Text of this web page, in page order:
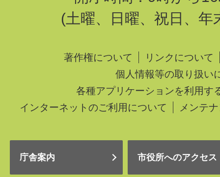
(土曜、日曜、祝日、年
著作権について
リンクについて
個人情報等の取り扱い
各種アプリケーションを利用す
インターネットのご利用について
メンテ
庁舎案内 市役所へのアクセス